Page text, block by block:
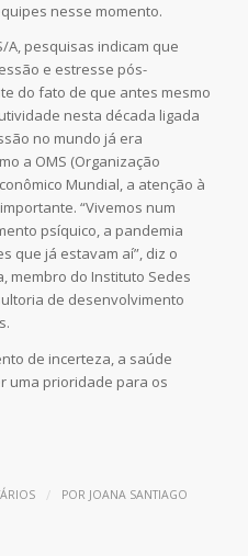
nesse momento.
A, pesquisas indicam que
e estresse pós-
do fato de que antes mesmo
nesta década ligada
no mundo já era
a OMS (Organização
Mundial, a atenção à
“Vivemos num
psíquico, a pandemia
que já estavam aí”, diz o
membro do Instituto Sedes
de desenvolvimento
de incerteza, a saúde
uma prioridade para os
/ POR JOANA SANTIAGO